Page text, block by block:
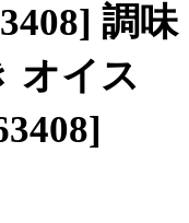
調味
オイス